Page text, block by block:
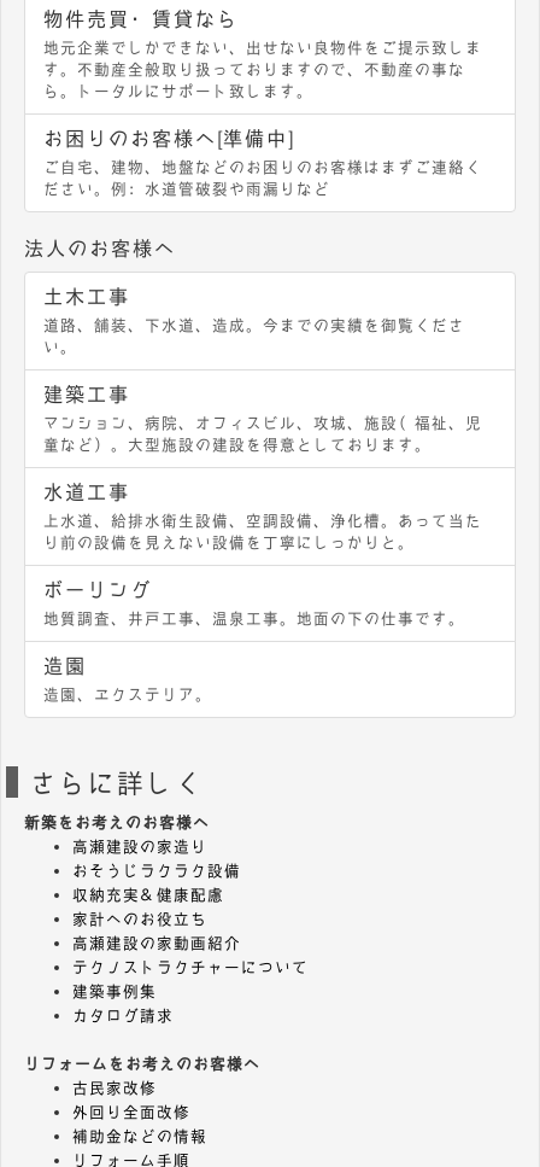
物件売買・賃貸なら
地元企業でしかできない、出せない良物件をご提示致しま
す。不動産全般取り扱っておりますので、不動産の事な
ら。トータルにサポート致します。
お困りのお客様へ[準備中]
ご自宅、建物、地盤などのお困りのお客様はまずご連絡く
ださい。例：水道管破裂や雨漏りなど
法人のお客様へ
土木工事
道路、舗装、下水道、造成。今までの実績を御覧くださ
い。
建築工事
マンション、病院、オフィスビル、攻城、施設（福祉、児
童など）。大型施設の建設を得意としております。
水道工事
上水道、給排水衛生設備、空調設備、浄化槽。あって当た
り前の設備を見えない設備を丁寧にしっかりと。
ボーリング
地質調査、井戸工事、温泉工事。地面の下の仕事です。
造園
造園、エクステリア。
さらに詳しく
新築をお考えのお客様へ
高瀬建設の家造り
おそうじラクラク設備
収納充実＆健康配慮
家計へのお役立ち
高瀬建設の家動画紹介
テクノストラクチャーについて
建築事例集
カタログ請求
リフォームをお考えのお客様へ
古民家改修
外回り全面改修
補助金などの情報
リフォーム手順